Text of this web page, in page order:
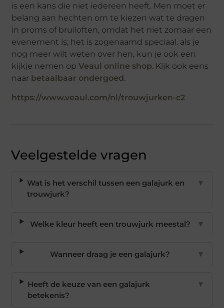
is een kans die niet iedereen heeft. Men moet er
belang aan hechten om te kiezen wat te dragen
in proms of bruiloften, omdat het niet zomaar een
evenement is; het is zogenaamd speciaal. als je
nog meer wilt weten over hen, kun je ook een
kijkje nemen opVeaul online shop. Kijk ook eens
naar betaalbaar ondergoed.
https://www.veaul.com/nl/trouwjurken-c2
Veelgestelde vragen
Wat is het verschil tussen een galajurk en
trouwjurk?
▼
Welke kleur heeft een trouwjurk meestal? ▼
Wanneer draag je een galajurk? ▼
Heeft de keuze van een galajurk
betekenis?
▼